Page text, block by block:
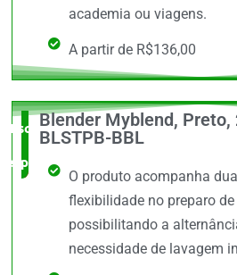
academia ou viagens.
A partir de R$136,00
Escolha do
especialista
Blender Myblend, Preto,
BLSTPB-BBL
O produto acompanha
flexibilidade no preparo
possibilitando a
necessidade de lavagem